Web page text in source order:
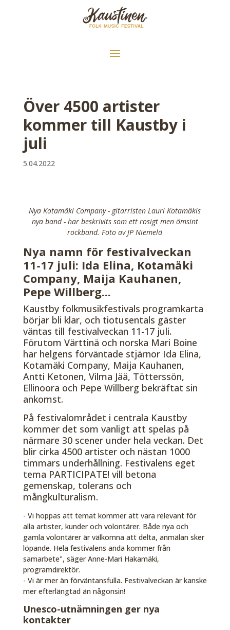
Över 4500 artister
kommer till Kaustby i
juli
5.04.2022
Nya Kotamäki Company - gitarristen Lauri Kotamäkis
nya band - har beskrivits som ett rosigt men ömsint
rockband. Foto av JP Niemelä
Nya namn för festivalveckan
11-17 juli: Ida Elina, Kotamäki
Company, Maija Kauhanen,
Pepe Willberg...
Kaustby folkmusikfestivals programkarta
börjar bli klar, och tiotusentals gäster
väntas till festivalveckan 11-17 juli.
Förutom Värttinä och norska Mari Boine
har helgens förväntade stjärnor Ida Elina,
Kotamäki Company, Maija Kauhanen,
Antti Ketonen, Vilma Jää, Tötterssön,
Ellinoora och Pepe Willberg bekräftat sin
ankomst.
På festivalområdet i centrala Kaustby
kommer det som vanligt att spelas på
närmare 30 scener under hela veckan. Det
blir cirka 4500 artister och nästan 1000
timmars underhållning. Festivalens eget
tema PARTICIPATE! vill betona
gemenskap, tolerans och
mångkulturalism.
- Vi hoppas att temat kommer att vara relevant för
alla artister, kunder och volontärer. Både nya och
gamla volontärer är välkomna att delta, anmälan sker
löpande. Hela festivalens anda kommer från
samarbete", säger Anne-Mari Hakamäki,
programdirektör.
- Vi är mer än förväntansfulla. Festivalveckan är kanske
mer efterlängtad än någonsin!
Unesco-utnämningen ger nya
kontakter